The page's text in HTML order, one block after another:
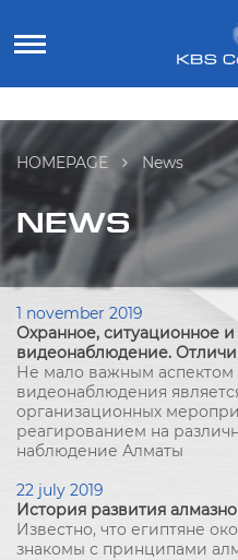
HOMEPAGE News
NEWS
1 november 2019
Охранное, ситуационное
видеонаблюдение.
Не мало важным аспектом
видеонаблюдения
организационных
реагированием на
наблюдение Алматы
22 july 2019
История развития
Известно, что египтяне
знакомы с принципами